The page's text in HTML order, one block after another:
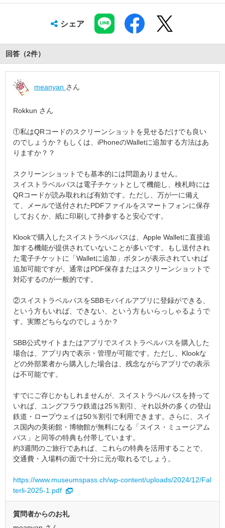
シェア
回答（2件）
meanyan さん
Rokkun さん
①私はQRコードのスクリーンショットを見せるだけでも良い
のでしょうか？もしくは、iPhoneのWalletに追加する方法はあ
りますか？？
スクリーンショットでも基本的には問題ありません。
スイストラベルパスは電子チケットとして機能し、検札時には
QRコードが読み取れれば有効です。ただし、万が一に備え
て、メールで送付されたPDFファイルをスマートフォンに保存
しておくか、紙に印刷して持参すると安心です。
Klookで購入したスイストラベルパスは、Apple Walletに直接追
加する機能が提供されていないことが多いです。もし送付され
た電子チケットに「Walletに追加」ボタンが表示されていれば
追加可能ですが、通常はPDF保存またはスクリーンショットで
対応するのが一般的です。
②スイストラベルパスをSBBモバイルアプリに登録ができる、
という方もいれば、できない、という方もいらっしゃるようで
す。実際どちらなのでしょうか？
SBB公式サイトまたはアプリでスイストラベルパスを購入した
場合は、アプリ内で表示・管理が可能です。ただし、Klookな
どの外部業者から購入した場合は、残念ながらアプリでの表示
は不可能です。
すでにご存じかもしれませんが、スイストラベルパスを持って
いれば、ユングフラウ鉄道は25％割引、それ以外の多くの登山
鉄道・ロープウェイは50％割引で利用できます。さらに、スイ
ス国内の美術館・博物館が無料になる「スイス・ミュージアム
パス」と同等の特典も付帯しています。
約3週間のご旅行であれば、これらの特典を活用することで、
交通費・入場料の面で十分に元が取れるでしょう。
https://www.museumspass.ch/wp-content/uploads/2024/12/Fal
terli-2025-1.pdf
質問者からのお礼